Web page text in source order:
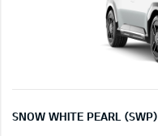
SNOW WHITE PEARL (SWP)